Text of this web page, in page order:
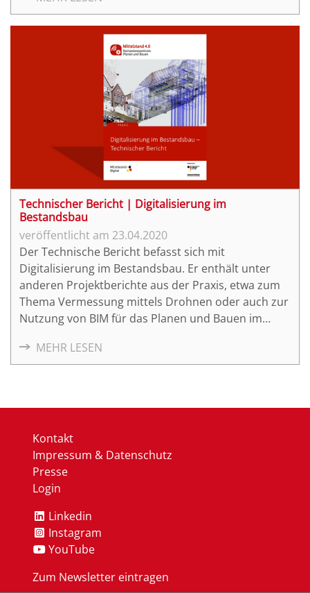
BIM-Prozesses vor.
Technischer Bericht | Digitalisierung im
Bestandsbau
23.04.2020
Der Technische Bericht befasst sich mit
Digitalisierung im Bestandsbau. Er enthält unter
anderen Projektberichte aus der Praxis, etwa zum
Thema Vermessung mittels Drohnen oder auch zur
Nutzung von BIM für das Planen und Bauen im
MEHR LESEN
Kontakt
Impressum & Datenschutz
Presse
Login
Linkedin
Instagram
YouTube
Zum Newsletter eintragen